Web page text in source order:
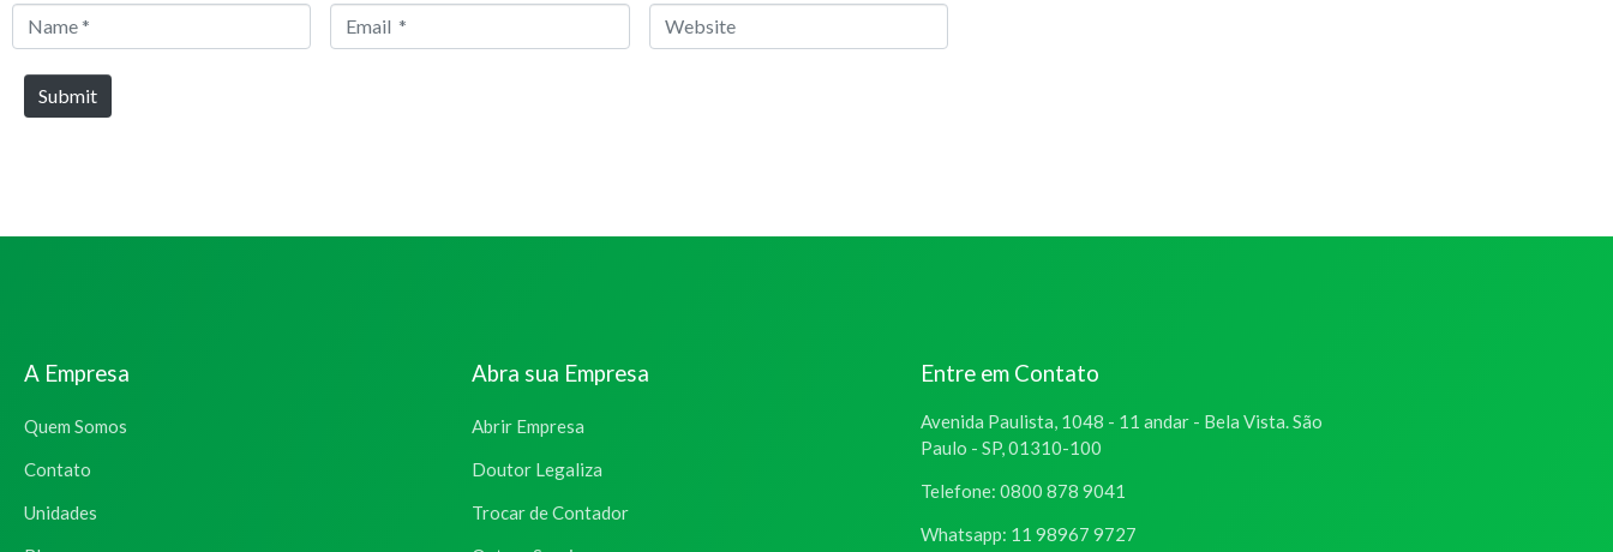
Name
Email
Website
Submit
A Empresa
Quem Somos
Contato
Unidades
Abra sua Empresa
Abrir Empresa
Doutor Legaliza
Trocar de Contador
Entre em Contato
Avenida Paulista, 1048 - 11 andar - Bela Vista. São
Paulo - SP, 01310-100
Telefone: 0800 878 9041
Whatsapp: 11 98967 9727